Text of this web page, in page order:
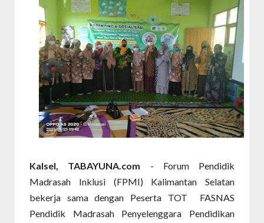
Kalsel, TABAYUNA.com - Forum Pendidik
Madrasah Inklusi (FPMI) Kalimantan Selatan
bekerja sama dengan Peserta TOT FASNAS
Pendidik Madrasah Penyelenggara Pendidikan